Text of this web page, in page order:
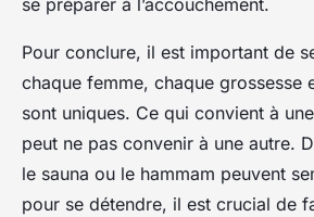
se préparer à l’accouchement.
Pour conclure, il est important de
chaque femme, chaque grossesse
sont uniques. Ce qui convient à
peut ne pas convenir à une autre.
le sauna ou le hammam peuvent
pour se détendre, il est crucial de